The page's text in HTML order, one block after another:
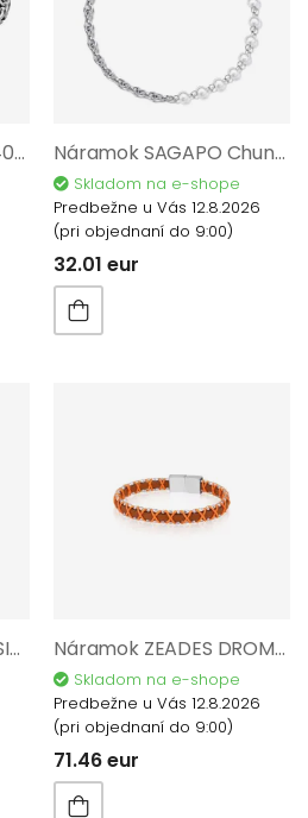
Náramok DIESEL DX1540040 Náramok SAGAPO Chunky SHK67
Skladom na e-shope
Predbežne u Vás 12.8.2026
(pri objednaní do 9:00)
32.01 eur
Náramok ZEADES CASSIBILE Orange ZMB02972 Náramok ZEADES DROMON Natural.Or ZMB02967
Skladom na e-shope
Predbežne u Vás 12.8.2026
(pri objednaní do 9:00)
71.46 eur